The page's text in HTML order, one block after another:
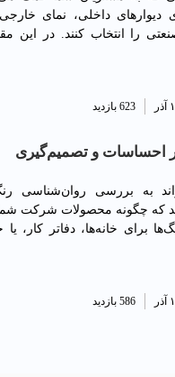
این مطلب با ما همراه باشید.
دیوارهای داخلی، نمای
را انتخاب کنند. در این
محصولات خود برای هر
623 بازدید
احساسات و تصمیم‌گیری
به بررسی روان‌شناسی
که چگونه محصولات شرکت
برای خانه‌ها، دفاتر کار، یا
می‌کنند.
586 بازدید